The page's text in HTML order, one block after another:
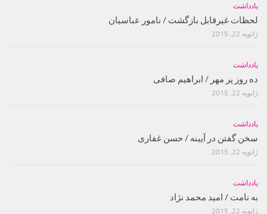
یادداشت
لحظات غیرقابل بازگشت / نامور عباسیان
ژانویه 22, 2015
یادداشت
ده روز پر مهر / ابراهیم صافی
ژانویه 22, 2015
یادداشت
سخن گفتن در آیینه / حسن غفارى
ژانویه 22, 2015
یادداشت
به نامت / امید محمد نژاد
ژانویه 22, 2015